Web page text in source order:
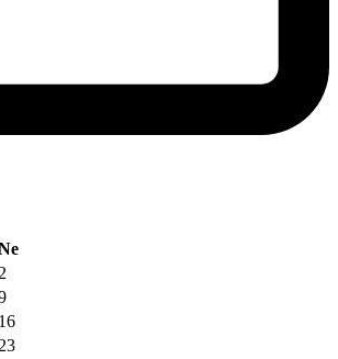
2
16
23